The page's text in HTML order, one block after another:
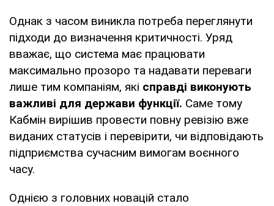
Однак з часом виникла потреба переглянути
підходи до визначення критичності. Уряд
вважає, що система має працювати
максимально прозоро та надавати переваги
лише тим компаніям, які справді виконують
важливі для держави функції. Саме тому
Кабмін вирішив провести повну ревізію вже
виданих статусів і перевірити, чи відповідають
підприємства сучасним вимогам воєнного
часу.
Однією з головних новацій стало